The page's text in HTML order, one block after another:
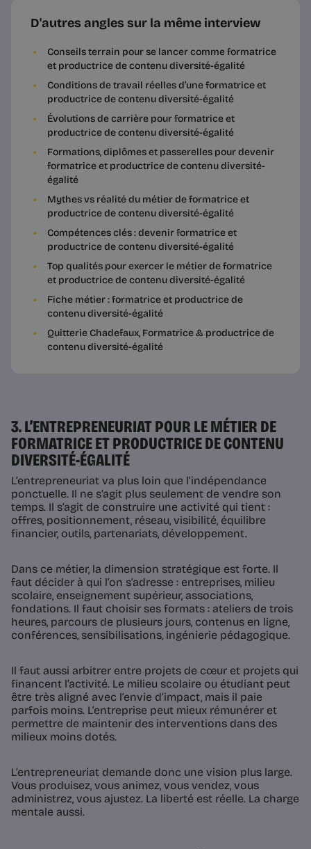
D'autres angles sur la même interview
Conseils terrain pour se lancer comme formatrice
et productrice de contenu diversité-égalité
Conditions de travail réelles d’une formatrice et
productrice de contenu diversité-égalité
Évolutions de carrière pour formatrice et
productrice de contenu diversité-égalité
Formations, diplômes et passerelles pour devenir
formatrice et productrice de contenu diversité-
égalité
Mythes vs réalité du métier de formatrice et
productrice de contenu diversité-égalité
Compétences clés : devenir formatrice et
productrice de contenu diversité-égalité
Top qualités pour exercer le métier de formatrice
et productrice de contenu diversité-égalité
Fiche métier : formatrice et productrice de
contenu diversité-égalité
Quitterie Chadefaux, Formatrice & productrice de
contenu diversité-égalité
3. L’ENTREPRENEURIAT POUR LE MÉTIER DE
FORMATRICE ET PRODUCTRICE DE CONTENU
DIVERSITÉ-ÉGALITÉ
L’entrepreneuriat va plus loin que l’indépendance
ponctuelle. Il ne s’agit plus seulement de vendre son
temps. Il s’agit de construire une activité qui tient :
offres, positionnement, réseau, visibilité, équilibre
financier, outils, partenariats, développement.
Dans ce métier, la dimension stratégique est forte. Il
faut décider à qui l’on s’adresse : entreprises, milieu
scolaire, enseignement supérieur, associations,
fondations. Il faut choisir ses formats : ateliers de trois
heures, parcours de plusieurs jours, contenus en ligne,
conférences, sensibilisations, ingénierie pédagogique.
Il faut aussi arbitrer entre projets de cœur et projets qui
financent l’activité. Le milieu scolaire ou étudiant peut
être très aligné avec l’envie d’impact, mais il paie
parfois moins. L’entreprise peut mieux rémunérer et
permettre de maintenir des interventions dans des
milieux moins dotés.
L’entrepreneuriat demande donc une vision plus large.
Vous produisez, vous animez, vous vendez, vous
administrez, vous ajustez. La liberté est réelle. La charge
mentale aussi.